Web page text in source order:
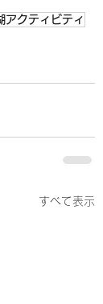
アクティビティ
すべて表示